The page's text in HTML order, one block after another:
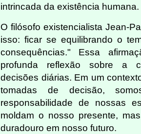
intrincada da existência humana.
O filósofo existencialista Jean-
isso: ficar se equilibrando o
consequências." Essa
profunda reflexão sobre a
decisões diárias. Em um
tomadas de decisão,
responsabilidade de nossas
moldam o nosso presente,
duradouro em nosso futuro.